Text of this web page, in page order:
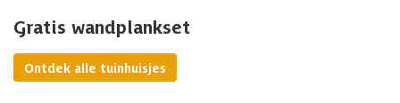
Gratis wandplankset
Ontdek alle tuinhuisjes